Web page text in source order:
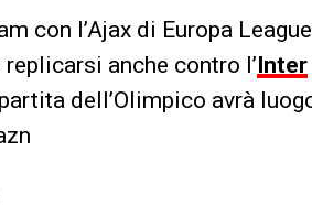
con l’Ajax di Europa
anche contro l’ Inter
dell’Olimpico avrà